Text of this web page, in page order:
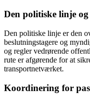
Den politiske linje
Den politiske linje er den
beslutningstagere og
og regler vedrørende
rute er afgørende for at
transportnetværket.
Koordinering for